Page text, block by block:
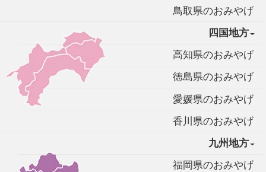
鳥取県のおみやげ
四国地方
高知県のおみやげ
徳島県のおみやげ
愛媛県のおみやげ
香川県のおみやげ
九州地方
福岡県のおみやげ